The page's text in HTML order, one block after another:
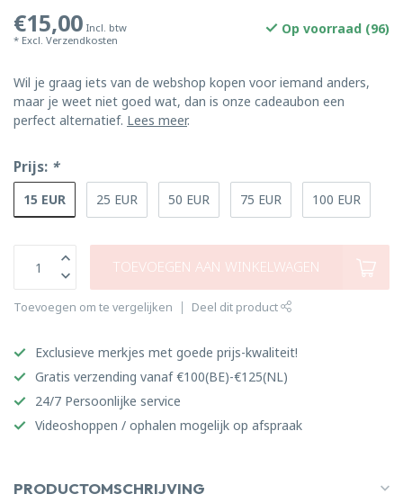
€15,00 Incl. btw
* Excl. Verzendkosten
Op voorraad (96)
Wil je graag iets van de webshop kopen voor iemand anders,
maar je weet niet goed wat, dan is onze cadeaubon een
perfect alternatief. Lees meer.
Prijs: *
15 EUR 25 EUR 50 EUR 75 EUR 100 EUR
TOEVOEGEN AAN WINKELWAGEN
Toevoegen om te vergelijken Deel dit product
Exclusieve merkjes met goede prijs-kwaliteit!
Gratis verzending vanaf €100(BE)-€125(NL)
24/7 Persoonlijke service
Videoshoppen / ophalen mogelijk op afspraak
PRODUCTOMSCHRIJVING